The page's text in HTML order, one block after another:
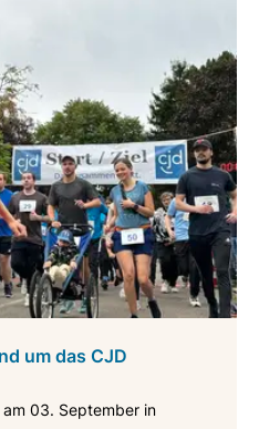
um das CJD
03. September in